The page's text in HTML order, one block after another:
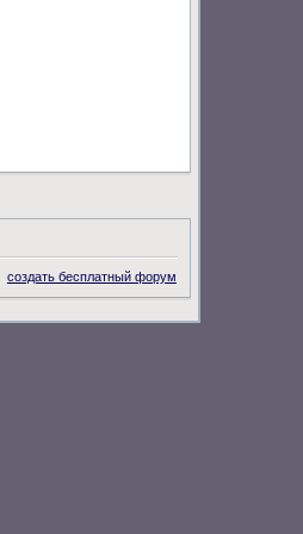
создать бесплатный форум